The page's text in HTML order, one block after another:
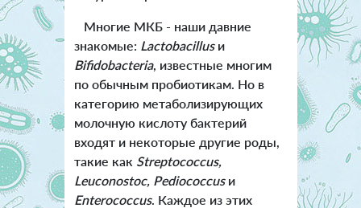
Многие МКБ - наши давние
знакомые: Lactobacillusи
Bifidobacteria, известные многим
по обычным пробиотикам. Но в
категорию метаболизирующих
молочную кислоту бактерий
входят и некоторые другие роды,
такие как Streptococcus,
Leuconostoc, Pediococcusи
Enterococcus. Каждое из этих